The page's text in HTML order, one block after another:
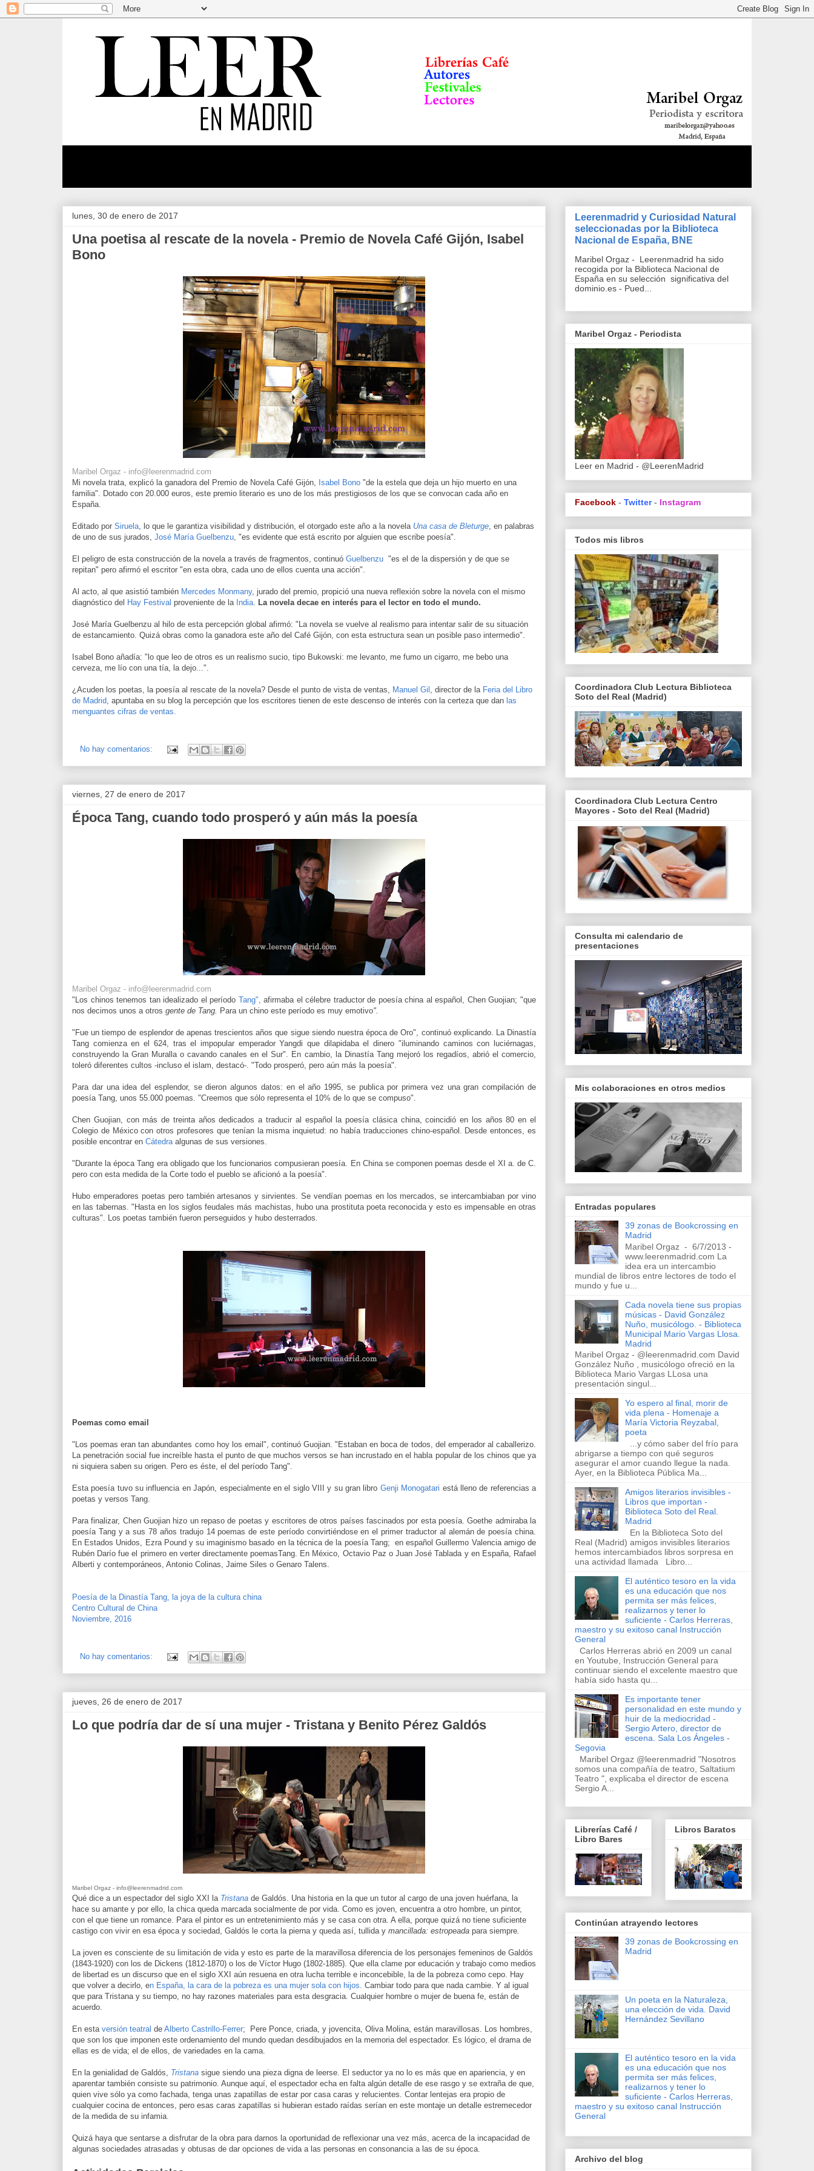
lunes, 30 de enero de 2017
Una poetisa al rescate de la novela - Premio de Novela Café Gijón, Isabel
Bono
Maribel Orgaz - info@leerenmadrid.com
Mi novela trata, explicó la ganadora del Premio de Novela Café Gijón, Isabel Bono "de la estela que deja un hijo muerto en una
familia". Dotado con 20.000 euros, este premio literario es uno de los más prestigiosos de los que se convocan cada año en
España.
Editado por Siruela, lo que le garantiza visibilidad y distribución, el otorgado este año a la novela Una casa de Bleturge, en palabras
de uno de sus jurados, José María Guelbenzu, "es evidente que está escrito por alguien que escribe poesía".
El peligro de esta construcción de la novela a través de fragmentos, continuó Guelbenzu "es el de la dispersión y de que se
repitan" pero afirmó el escritor "en esta obra, cada uno de ellos cuenta una acción".
Al acto, al que asistió también Mercedes Monmany, jurado del premio, propició una nueva reflexión sobre la novela con el mismo
diagnóstico del Hay Festival proveniente de la India. La novela decae en interés para el lector en todo el mundo.
José María Guelbenzu al hilo de esta percepción global afirmó: "La novela se vuelve al realismo para intentar salir de su situación
de estancamiento. Quizá obras como la ganadora este año del Café Gijón, con esta estructura sean un posible paso intermedio".
Isabel Bono añadía: "lo que leo de otros es un realismo sucio, tipo Bukowski: me levanto, me fumo un cigarro, me bebo una
cerveza, me lío con una tía, la dejo...".
¿Acuden los poetas, la poesía al rescate de la novela? Desde el punto de vista de ventas, Manuel Gil , director de la Feria del Libro
de Madrid, apuntaba en su blog la percepción que los escritores tienen de este descenso de interés con la certeza que dan las
menguantes cifras de ventas.
No hay comentarios:
viernes, 27 de enero de 2017
Época Tang, cuando todo prosperó y aún más la poesía
Maribel Orgaz - info@leerenmadrid.com
"Los chinos tenemos tan idealizado el período Tang", afirmaba el célebre traductor de poesía china al español, Chen Guojian; "que
nos decimos unos a otros gente de Tang. Para un chino este período es muy emotivo".
"Fue un tiempo de esplendor de apenas trescientos años que sigue siendo nuestra época de Oro", continuó explicando. La Dinastía
Tang comienza en el 624, tras el impopular emperador Yangdi que dilapidaba el dinero "iluminando caminos con luciérnagas,
construyendo la Gran Muralla o cavando canales en el Sur". En cambio, la Dinastía Tang mejoró los regadíos, abrió el comercio,
toleró diferentes cultos -incluso el islam, destacó-. "Todo prosperó, pero aún más la poesía".
Para dar una idea del esplendor, se dieron algunos datos: en el año 1995, se publica por primera vez una gran compilación de
poesía Tang, unos 55.000 poemas. "Creemos que sólo representa el 10% de lo que se compuso".
Chen Guojian, con más de treinta años dedicados a traducir al español la poesía clásica china, coincidió en los años 80 en el
Colegio de México con otros profesores que tenían la misma inquietud: no había traducciones chino-español. Desde entonces, es
posible encontrar en Cátedraalgunas de sus versiones.
"Durante la época Tang era obligado que los funcionarios compusieran poesía. En China se componen poemas desde el XI a. de C.
pero con esta medida de la Corte todo el pueblo se aficionó a la poesía".
Hubo emperadores poetas pero también artesanos y sirvientes. Se vendían poemas en los mercados, se intercambiaban por vino
en las tabernas. "Hasta en los siglos feudales más machistas, hubo una prostituta poeta reconocida y esto es impensable en otras
culturas". Los poetas también fueron perseguidos y hubo desterrados.
Poemas como email
"Los poemas eran tan abundantes como hoy los email", continuó Guojian. "Estaban en boca de todos, del emperador al caballerizo.
La penetración social fue increíble hasta el punto de que muchos versos se han incrustado en el habla popular de los chinos que ya
ni siquiera saben su origen. Pero es éste, el del período Tang".
Esta poesía tuvo su influencia en Japón, especialmente en el siglo VIII y su gran libro Genji Monogatari está lleno de referencias a
poetas y versos Tang.
Para finalizar, Chen Guojian hizo un repaso de poetas y escritores de otros países fascinados por esta poesía. Goethe admiraba la
poesía Tang y a sus 78 años tradujo 14 poemas de este período convirtiéndose en el primer traductor al alemán de poesía china.
En Estados Unidos, Ezra Pound y su imaginismo basado en la técnica de la poesía Tang; en español Guillermo Valencia amigo de
Rubén Darío fue el primero en verter directamente poemasTang. En México, Octavio Paz o Juan José Tablada y en España, Rafael
Alberti y contemporáneos, Antonio Colinas, Jaime Siles o Genaro Talens.
Poesía de la Dinastía Tang, la joya de la cultura china
Centro Cultural de China
Noviembre, 2016
No hay comentarios:
jueves, 26 de enero de 2017
Lo que podría dar de sí una mujer - Tristana y Benito Pérez Galdós
Maribel Orgaz - info@leerenmadrid.com
Qué dice a un espectador del siglo XXI la Tristana de Galdós. Una historia en la que un tutor al cargo de una joven huérfana, la
hace su amante y por ello, la chica queda marcada socialmente de por vida. Como es joven, encuentra a otro hombre, un pintor,
con el que tiene un romance. Para el pintor es un entretenimiento más y se casa con otra. A ella, porque quizá no tiene suficiente
castigo con vivir en esa época y sociedad, Galdós le corta la pierna y queda así, tullida y mancillada: estropeada para siempre.
La joven es consciente de su limitación de vida y esto es parte de la maravillosa diferencia de los personajes femeninos de Galdós
(1843-1920) con los de Dickens (1812-1870) o los de Víctor Hugo (1802-1885). Que ella clame por educación y trabajo como medios
de libertad es un discurso que en el siglo XXI aún resuena en otra lucha terrible e inconcebible, la de la pobreza como cepo. Hay
que volver a decirlo, en España, la cara de la pobreza es una mujer sola con hijos. Cambiar todo para que nada cambie. Y al igual
que para Tristana y su tiempo, no hay razones materiales para esta desgracia. Cualquier hombre o mujer de buena fe, están de
acuerdo.
En esta versión teatral de Alberto Castrillo-Ferrer; Pere Ponce, criada, y jovencita, Oliva Molina, están maravillosas. Los hombres,
que son los que imponen este ordenamiento del mundo quedan desdibujados en la memoria del espectador. Es lógico, el drama de
ellas es de vida; el de ellos, de variedades en la cama.
En la genialidad de Galdós, Tristana sigue siendo una pieza digna de leerse. El seductor ya no lo es más que en apariencia, y en
aparentar también consiste su patrimonio. Aunque aquí, el espectador echa en falta algún detalle de ese rasgo y se extraña de que,
quien vive sólo ya como fachada, tenga unas zapatillas de estar por casa caras y relucientes. Contar lentejas era propio de
cualquier cocina de entonces, pero esas caras zapatillas si hubieran estado raídas serían en este montaje un detalle estremecedor
de la medida de su infamia.
Quizá haya que sentarse a disfrutar de la obra para darnos la oportunidad de reflexionar una vez más, acerca de la incapacidad de
algunas sociedades atrasadas y obtusas de dar opciones de vida a las personas en consonancia a las de su época.
Leerenmadrid y Curiosidad Natural
seleccionadas por la Biblioteca
Nacional de España, BNE
Maribel Orgaz - Leerenmadrid ha sido
recogida por la Biblioteca Nacional de
España en su selección significativa del
dominio.es - Pued...
Maribel Orgaz - Periodista
Leer en Madrid - @LeerenMadrid
Facebook - Twitter - Instagram
Todos mis libros
Coordinadora Club Lectura Biblioteca
Soto del Real (Madrid)
Coordinadora Club Lectura Centro
Mayores - Soto del Real (Madrid)
Consulta mi calendario de
presentaciones
Mis colaboraciones en otros medios
Entradas populares
39 zonas de Bookcrossing en
Madrid
Maribel Orgaz - 6/7/2013 -
www.leerenmadrid.com La
idea era un intercambio
mundial de libros entre lectores de todo el
mundo y fue u...
Cada novela tiene sus propias
músicas - David González
Nuño, musicólogo. - Biblioteca
Municipal Mario Vargas Llosa.
Madrid
Maribel Orgaz - @leerenmadrid.com David
González Nuño , musicólogo ofreció en la
Biblioteca Mario Vargas LLosa una
presentación singul...
Yo espero al final, morir de
vida plena - Homenaje a
María Victoria Reyzabal,
poeta
...y cómo saber del frío para
abrigarse a tiempo con qué seguros
asegurar el amor cuando llegue la nada.
Ayer, en la Biblioteca Pública Ma...
Amigos literarios invisibles -
Libros que importan -
Biblioteca Soto del Real.
Madrid
En la Biblioteca Soto del
Real (Madrid) amigos invisibles literarios
hemos intercambiados libros sorpresa en
una actividad llamada Libro...
El auténtico tesoro en la vida
es una educación que nos
permita ser más felices,
realizarnos y tener lo
suficiente - Carlos Herreras,
maestro y su exitoso canal Instrucción
General
Carlos Herreras abrió en 2009 un canal
en Youtube, Instrucción General para
continuar siendo el excelente maestro que
había sido hasta qu...
Es importante tener
personalidad en este mundo y
huir de la mediocridad -
Sergio Artero, director de
escena. Sala Los Ángeles -
Segovia
Maribel Orgaz @leerenmadrid "Nosotros
somos una compañía de teatro, Saltatium
Teatro ", explicaba el director de escena
Sergio A...
Librerías Café /
Libro Bares
Libros Baratos
Continúan atrayendo lectores
39 zonas de Bookcrossing en
Madrid
Un poeta en la Naturaleza,
una elección de vida. David
Hernández Sevillano
El auténtico tesoro en la vida
es una educación que nos
permita ser más felices,
realizarnos y tener lo
suficiente - Carlos Herreras,
maestro y su exitoso canal Instrucción
General
Archivo del blog